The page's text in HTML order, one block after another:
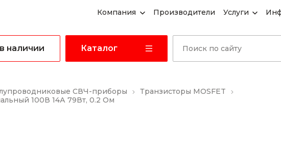
Компания Производители Услуги
наличии Каталог
СВЧ-приборы
Транзисторы MOSFET
100В 14А 79Вт, 0.2 Ом